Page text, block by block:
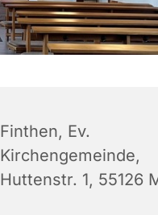
Finthen, Ev.
Kirchengemeinde,
Huttenstr. 1, 55126